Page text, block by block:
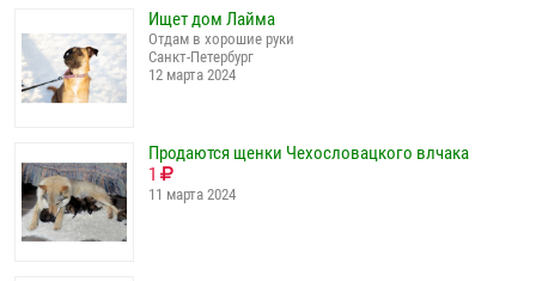
Ищет дом Лайма
Отдам в хорошие руки
Санкт-Петербург
12 марта 2024
Продаются щенки Чехословацкого влчака
1
11 марта 2024